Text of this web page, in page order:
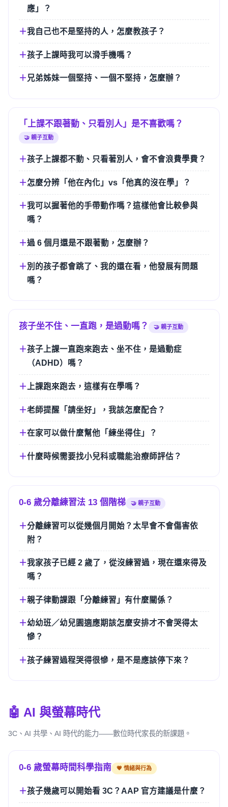
應」？
我自己也不是堅持的人，怎麼教孩子？
孩子上課時我可以滑手機嗎？
兄弟姊妹一個堅持、一個不堅持，怎麼辦？
「上課不跟著動、只看別人」是不喜歡嗎？
🤝 親子互動
孩子上課都不動、只看著別人，會不會浪費學費？
怎麼分辨「他在內化」vs「他真的沒在學」？
我可以握著他的手帶動作嗎？這樣他會比較參與
嗎？
過 6 個月還是不跟著動，怎麼辦？
別的孩子都會跳了、我的還在看，他發展有問題
嗎？
孩子坐不住、一直跑，是過動嗎？ 🤝 親子互動
孩子上課一直跑來跑去、坐不住，是過動症
（ADHD）嗎？
上課跑來跑去，這樣有在學嗎？
老師提醒「請坐好」，我該怎麼配合？
在家可以做什麼幫他「練坐得住」？
什麼時候需要找小兒科或職能治療師評估？
0-6 歲分離練習法 13 個階梯 🤝 親子互動
分離練習可以從幾個月開始？太早會不會傷害依
附？
我家孩子已經 2 歲了，從沒練習過，現在還來得及
嗎？
親子律動課跟「分離練習」有什麼關係？
幼幼班／幼兒園適應期該怎麼安排才不會哭得太
慘？
孩子練習過程哭得很慘，是不是應該停下來？
🤖 AI 與螢幕時代
3C、AI 共學、AI 時代的能力——數位時代家長的新課題。
0-6 歲螢幕時間科學指南 💗 情緒與行為
孩子幾歲可以開始看 3C？AAP 官方建議是什麼？